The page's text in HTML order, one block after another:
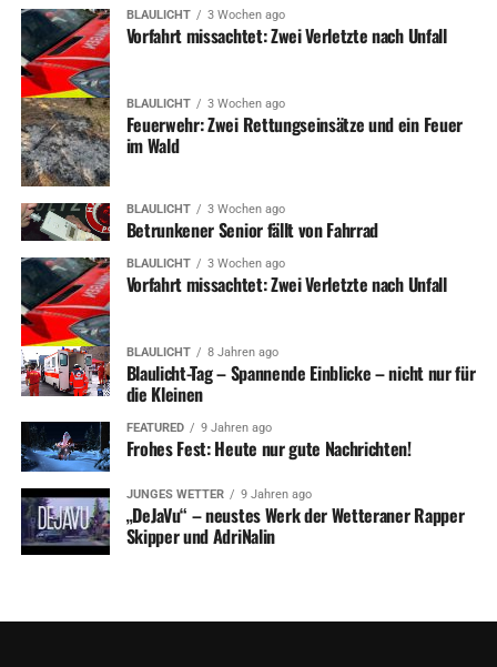
BLAULICHT 3 Wochen ago
Vorfahrt missachtet: Zwei Verletzte nach Unfall
BLAULICHT 3 Wochen ago
Feuerwehr: Zwei Rettungseinsätze und ein Feuer
im Wald
BLAULICHT 3 Wochen ago
Betrunkener Senior fällt von Fahrrad
BLAULICHT 3 Wochen ago
Vorfahrt missachtet: Zwei Verletzte nach Unfall
BLAULICHT 8 Jahren ago
Blaulicht-Tag – Spannende Einblicke – nicht nur für
die Kleinen
FEATURED 9 Jahren ago
Frohes Fest: Heute nur gute Nachrichten!
JUNGES WETTER 9 Jahren ago
„DeJaVu“ – neustes Werk der Wetteraner Rapper
Skipper und AdriNalin